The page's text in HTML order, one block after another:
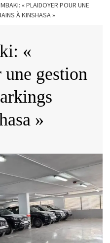
« PLAIDOYER POUR UNE
À KINSHASA »
«
gestion
»